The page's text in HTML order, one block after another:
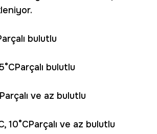
bulutlu
bulutlu
ve az bulutlu
10°CParçalı ve az bulutlu